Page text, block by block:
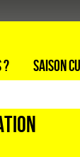
? Saison